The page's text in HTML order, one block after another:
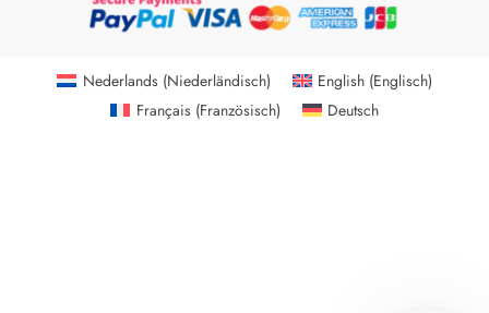
Nederlands(Niederländisch) English (Englisch)
Français(Französisch) Deutsch